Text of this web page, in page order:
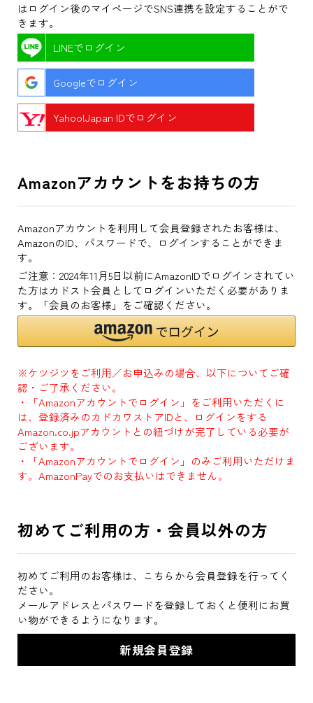
はログイン後のマイページでSNS連携を設定することがで
きます。
LINEでログイン
Googleでログイン
Yahoo!Japan IDでログイン
Amazonアカウントをお持ちの方
Amazonアカウントを利用して会員登録されたお客様は、
AmazonのID、パスワードで、ログインすることができま
す。
ご注意：2024年11月5日以前にAmazonIDでログインされてい
た方はカドスト会員としてログインいただく必要がありま
す。「会員のお客様」をご確認ください。
※ケツジツをご利用／お申込みの場合、以下についてご確
認・ご了承ください。
・「Amazonアカウントでログイン」をご利用いただくに
は、登録済みのカドカワストアIDと、ログインをする
Amazon.co.jpアカウントとの紐づけが完了している必要が
ございます。
・「Amazonアカウントでログイン」のみご利用いただけま
す。AmazonPayでのお支払いはできません。
初めてご利用の方・会員以外の方
初めてご利用のお客様は、こちらから会員登録を行ってく
ださい。
メールアドレスとパスワードを登録しておくと便利にお買
い物ができるようになります。